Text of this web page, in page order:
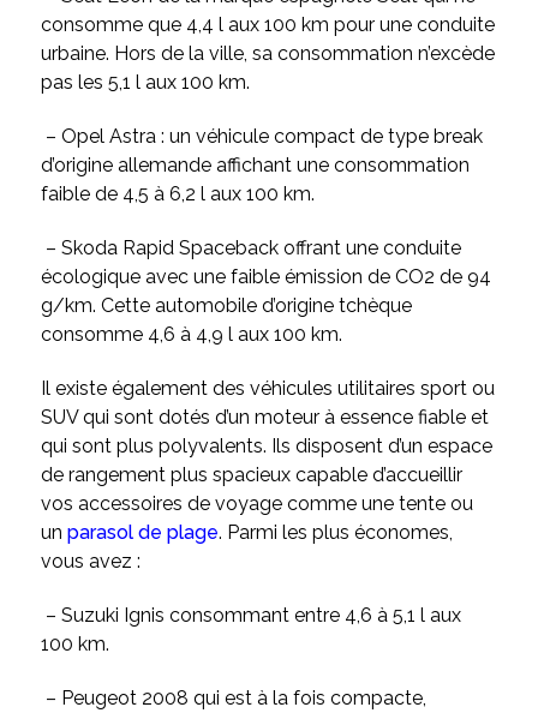
consomme que 4,4 l aux 100 km pour une conduite
urbaine. Hors de la ville, sa consommation n’excède
pas les 5,1 l aux 100 km.
– Opel Astra : un véhicule compact de type break
d’origine allemande affichant une consommation
faible de 4,5 à 6,2 l aux 100 km.
– Skoda Rapid Spaceback offrant une conduite
écologique avec une faible émission de CO2 de 94
g/km. Cette automobile d’origine tchèque
consomme 4,6 à 4,9 l aux 100 km.
Il existe également des véhicules utilitaires sport ou
SUV qui sont dotés d’un moteur à essence fiable et
qui sont plus polyvalents. Ils disposent d’un espace
de rangement plus spacieux capable d’accueillir
vos accessoires de voyage comme une tente ou
un parasol de plage. Parmi les plus économes,
vous avez :
– Suzuki Ignis consommant entre 4,6 à 5,1 l aux
100 km.
– Peugeot 2008 qui est à la fois compacte,